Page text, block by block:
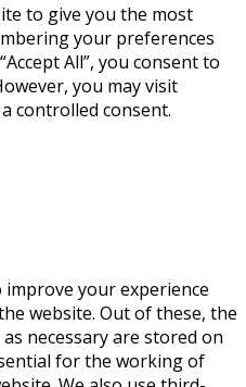
to give you the most
your preferences
All”, you consent to
you may visit
controlled consent.
your experience
website. Out of these, the
necessary are stored on
for the working of